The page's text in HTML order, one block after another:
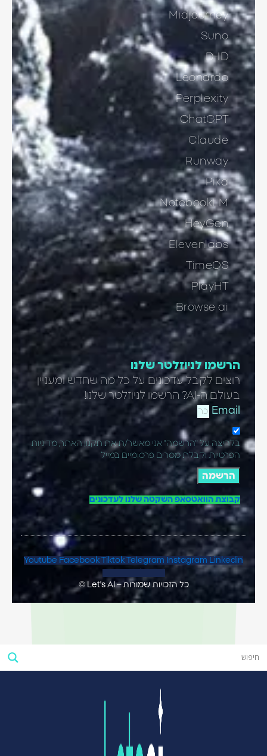
Midjourney
Suno
D-ID
Leonardo
Perplexity
ChatGPT
Claude
Runway
Pika
NotebookLM
HeyGen
Elevenlabs
TimeOS
PlayHT
Browse ai
הרשמו לניוזלטר שלנו
רוצים לקבל עדכונים על כל מה שחדש ומעניין
בעולם ה-AI? הרשמו לניוזלטר שלנו!
Email
בלחיצה על "הרשמה" אני מאשר/ת את תקנון האתר, מדיניות
הפרטיות וקבלת מסרים פרסומיים במייל
הרשמה
קבוצת הוואטסאפ השקטה שלנו לעדכונים
Youtube Facebook Tiktok Telegram Instagram
Linkedin
כל הזכויות שמורות – Let's AI ©